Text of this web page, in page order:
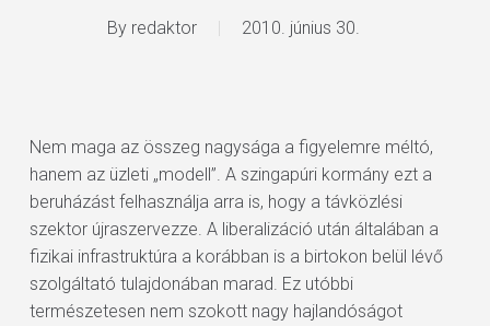
By redaktor 2010. június 30.
Nem maga az összeg nagysága a figyelemre méltó,
hanem az üzleti „modell”. A szingapúri kormány ezt a
beruházást felhasználja arra is, hogy a távközlési
szektor újraszervezze. A liberalizáció után általában a
fizikai infrastruktúra a korábban is a birtokon belül lévő
szolgáltató tulajdonában marad. Ez utóbbi
természetesen nem szokott nagy hajlandóságot